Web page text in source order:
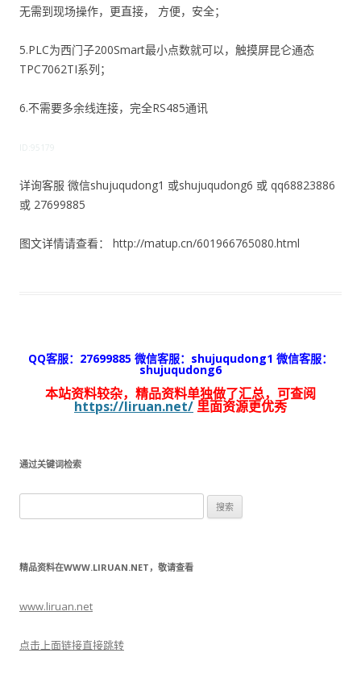
无需到现场操作，更直接， 方便，安全；
5.PLC为西门子200Smart最小点数就可以，触摸屏昆仑通态
TPC7062TI系列；
6.不需要多余线连接，完全RS485通讯
ID:95179
详询客服 微信shujuqudong1 或shujuqudong6 或 qq68823886
或 27699885
图文详情请查看： http://matup.cn/601966765080.html
QQ客服：27699885 微信客服：shujuqudong1 微信客服：
shujuqudong6
本站资料较杂，精品资料单独做了汇总，可查阅
https://liruan.net/ 里面资源更优秀
通过关键词检索
索：
精品资料在WWW.LIRUAN.NET，敬请查看
www.liruan.net
点击上面链接直接跳转